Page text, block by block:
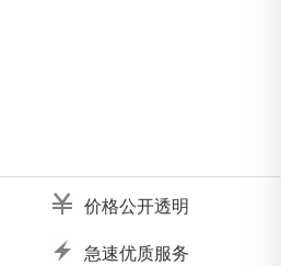
价格公开透明
急速优质服务